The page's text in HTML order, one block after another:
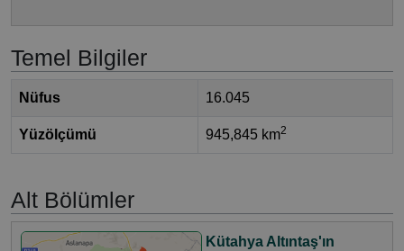
Temel Bilgiler
Nüfus 16.045
Yüzölçümü 945,845 km2
Alt Bölümler
Kütahya Altıntaş'ın